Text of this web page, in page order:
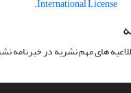
های مهم نشریه در خبرنامه